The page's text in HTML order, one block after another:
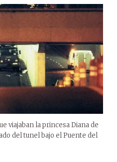
viajaban la princesa Diana de
del tunel bajo el Puente del